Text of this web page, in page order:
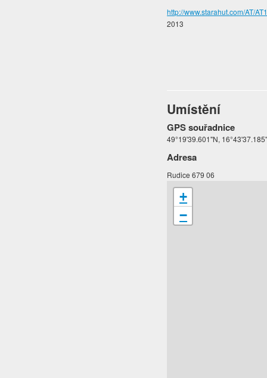
http://www.starahut.com/AT/
2013
Umístění
GPS souřadnice
49°19'39.601"N,
Adresa
Rudice 679 06
+
−